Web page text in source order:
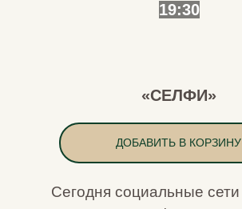
19:30
Сегодня социальные сети
«СЕЛФИ»
ДОБАВИТЬ В КОРЗИНУ